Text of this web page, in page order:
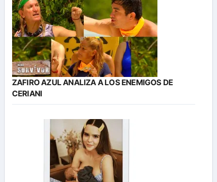
ZAFIRO AZUL ANALIZA A LOS ENEMIGOS DE
CERIANI